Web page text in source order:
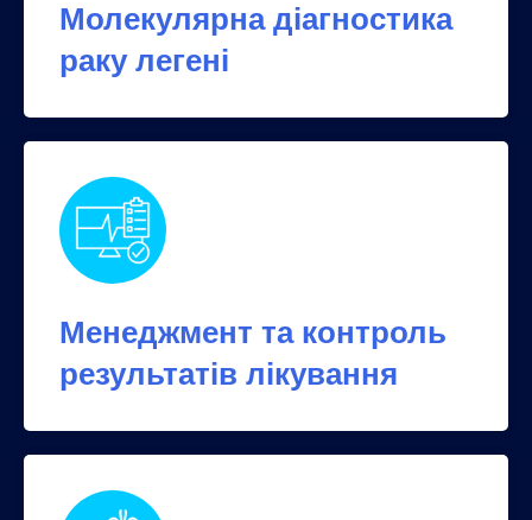
Молекулярна діагностика
раку легені
Менеджмент та контроль
результатів лікування